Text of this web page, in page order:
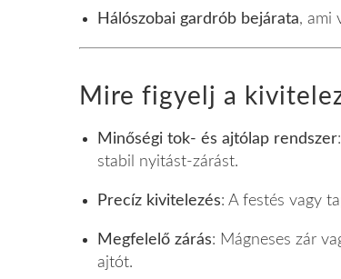
Hálószobai gardrób bejárata, ami
Mire figyelj a
Minőségi tok- és ajtólap rendszer
stabil nyitást-zárást.
Precíz kivitelezés: A festés vagy
Megfelelő zárás: Mágneses zár
ajtót.